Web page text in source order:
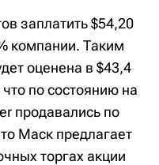
заплатить $54,20
компании. Таким
оценена в $43,4
по состоянию на
продавались по
Маск предлагает
торгах акции